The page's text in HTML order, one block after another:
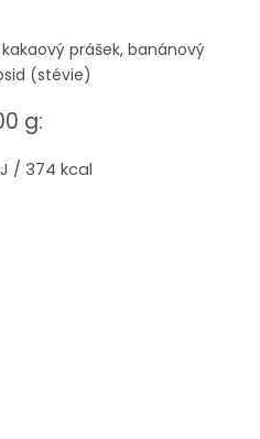
prášek, banánový
(stévie)
g:
/ 374 kcal